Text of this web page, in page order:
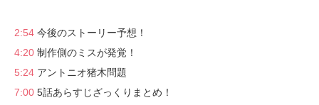
2:54 今後のストーリー予想！
4:20 制作側のミスが発覚！
5:24 アントニオ猪木問題
7:00 5話あらすじざっくりまとめ！